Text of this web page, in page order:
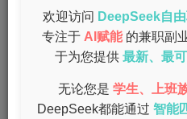
常开支和的财务需求。，选择
多上班族的共识。今天，我们
业项目，帮助您实现财务自由
网络兼职
欢迎访问 DeepSeek自
专注于 AI赋能 的兼职副
于为您提供 最新、最
无论您是 学生、上班
DeepSeek都能通过 智能